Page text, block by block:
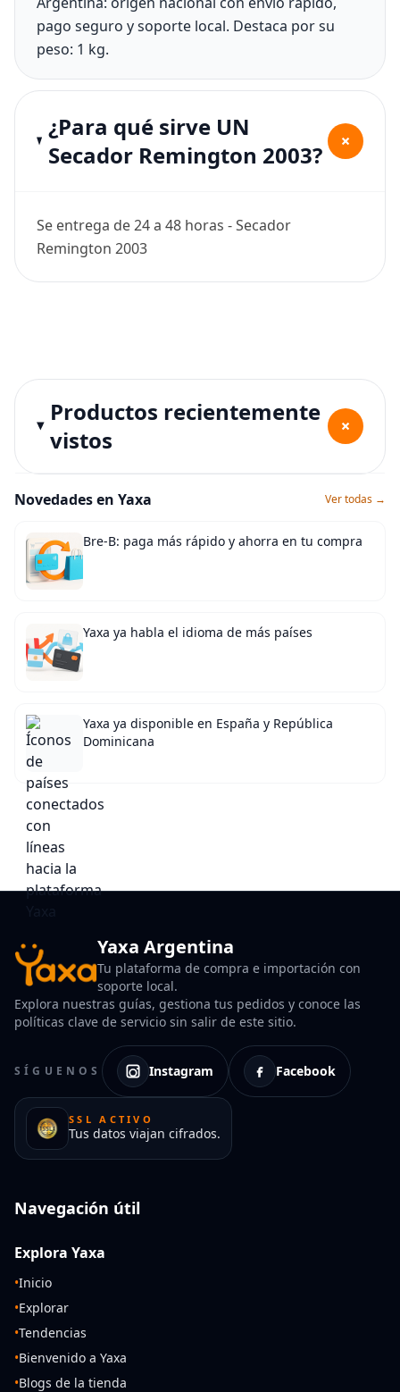
pago seguro y soporte local. Destaca por su
peso: 1 kg.
¿Para qué sirve UN
Secador Remington 2003?
+
Se entrega de 24 a 48 horas - Secador
Remington 2003
Productos recientemente
vistos
+
Novedades en Yaxa Ver todas →
Bre-B: paga más rápido y ahorra en tu compra
Yaxa ya habla el idioma de más países
Yaxa ya disponible en España y República
Dominicana
Yaxa Argentina
Tu plataforma de compra e importación con
soporte local.
Explora nuestras guías, gestiona tus pedidos y conoce las
políticas clave de servicio sin salir de este sitio.
SÍGUENOS Instagram Facebook
SSL ACTIVO
Tus datos viajan cifrados.
Navegación útil
Explora Yaxa
•Inicio
•Explorar
•Tendencias
•Bienvenido a Yaxa
•Blogs de la tienda